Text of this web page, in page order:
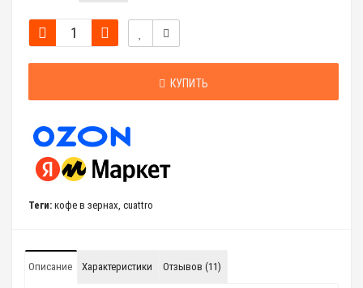
КУПИТЬ
Теги: кофе в зернах, cuattro
Описание Характеристики Отзывов (11)